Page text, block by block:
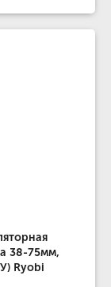
38-75мм,
Ryobi